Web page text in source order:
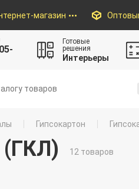
магазин
Готовые
решения
Интерьеры
Гипсокартон
(ГКЛ) 12 товаров